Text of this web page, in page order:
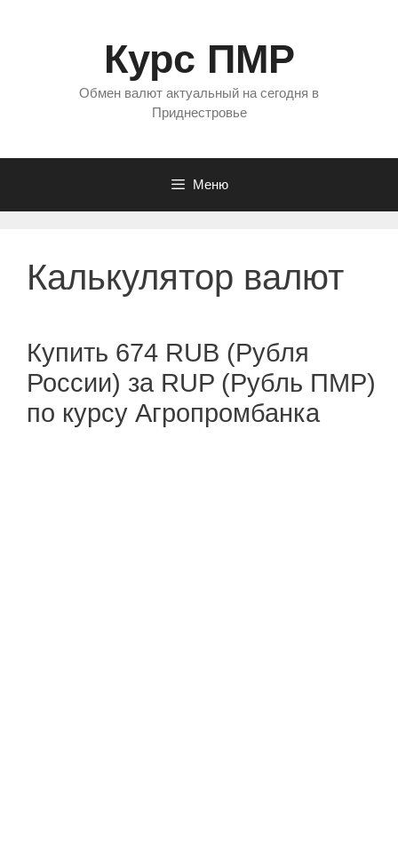
Курс ПМР
Обмен валют актуальный на сегодня в
Приднестровье
Меню
Калькулятор валют
Купить 674 RUB (Рубля
России) за RUP (Рубль ПМР)
по курсу Агропромбанка